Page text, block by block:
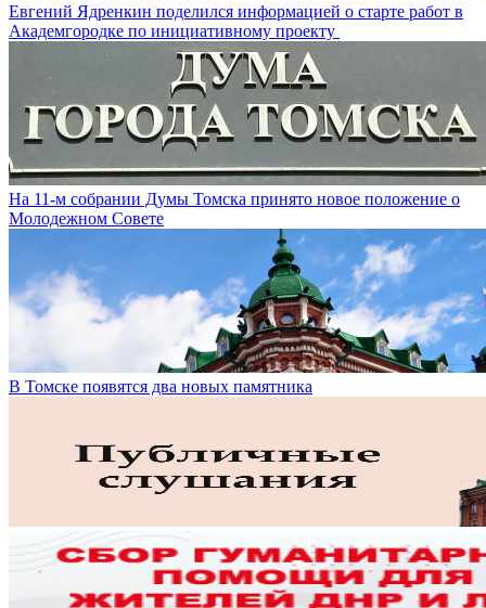
Евгений Ядренкин поделился информацией о старте работ в
Академгородке по инициативному проекту
На 11-м собрании Думы Томска принято новое положение о
Молодежном Совете
В Томске появятся два новых памятника